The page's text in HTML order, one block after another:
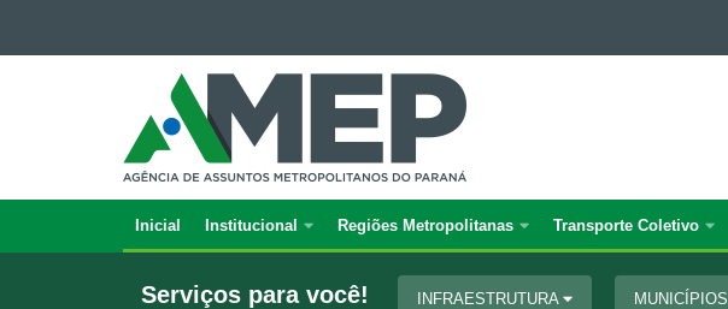
Ir para a navegaçãoAGÊNCIA
DE
ASSUNTOS
METROPOLITANOS
DO
PARANÁ
Navegação
principal
Inicial Institucional Regiões Metropolitanas Transporte Coletivo
Serviços para você! INFRAESTRUTURA MUNICÍPIOS